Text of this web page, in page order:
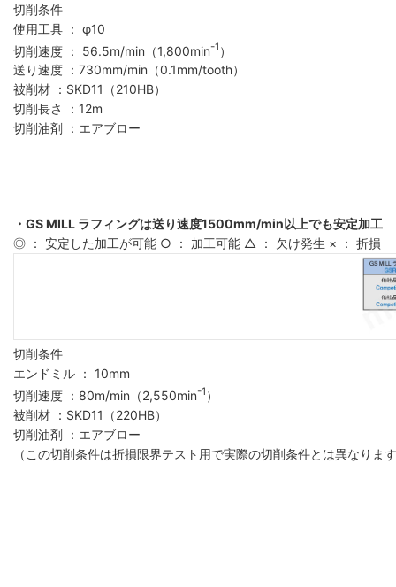
切削条件
使用工具 ： φ10
切削速度 ： 56.5m/min（1,800min-1 ）
送り速度 ：730mm/min（0.1mm/tooth）
被削材 ：SKD11（210HB）
切削長さ ：12m
切削油剤 ：エアブロー
・GS MILL ラフィングは送り速度1500mm/min以上でも安定加工
◎ ： 安定した加工が可能 ○ ： 加工可能 △ ： 欠け発生 × ： 折損
切削条件
エンドミル ： 10mm
切削速度 ：80m/min（2,550min-1 ）
被削材 ：SKD11（220HB）
切削油剤 ：エアブロー
（この切削条件は折損限界テスト用で実際の切削条件とは異なりま